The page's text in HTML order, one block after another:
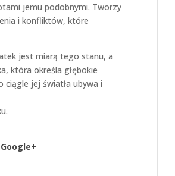
jemu podobnymi. Tworzy
i konfliktów, które
jest miarą tego stanu, a
która określa głębokie
jej światła ubywa i
Google+